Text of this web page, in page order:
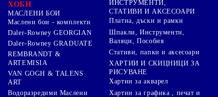
ХОБИ
МАСЛЕНИ БОИ
Маслени бои - комплекти
Daler-Rowney GEORGIAN
Daler-Rowney GRADUATE
REMBRANDT &
ARTEMISIA
VAN GOGH & TALENS
ART
Водоразредими Маслени
ИНСТРУМЕНТИ,
СТАТИВИ И АКСЕСОАРИ
Платна, дъски и рамки
Шпакли, Инструменти,
Валяци, Пособия
Стативи, папки и аксесоари
ХАРТИИ И СКИЦНИЦИ ЗА
РИСУВАНЕ
Хартии за акварел
Хартии за графика , печат и